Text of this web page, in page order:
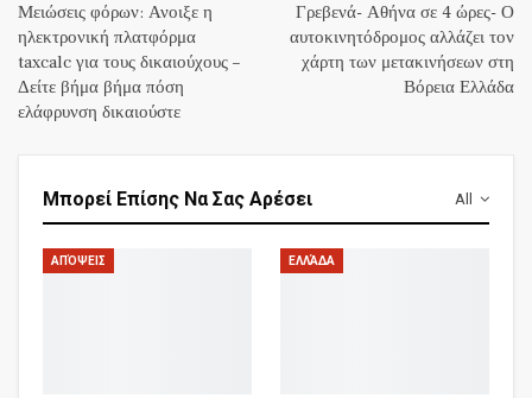
Μειώσεις φόρων: Ανοιξε η
ηλεκτρονική πλατφόρμα
taxcalc για τους δικαιούχους –
Δείτε βήμα βήμα πόση
ελάφρυνση δικαιούστε
Γρεβενά- Αθήνα σε 4 ώρες- Ο
αυτοκινητόδρομος αλλάζει τον
χάρτη των μετακινήσεων στη
Βόρεια Ελλάδα
All
Μπορεί Επίσης Να Σας Αρέσει
ΑΠΌΨΕΙΣ ΕΛΛΆΔΑ